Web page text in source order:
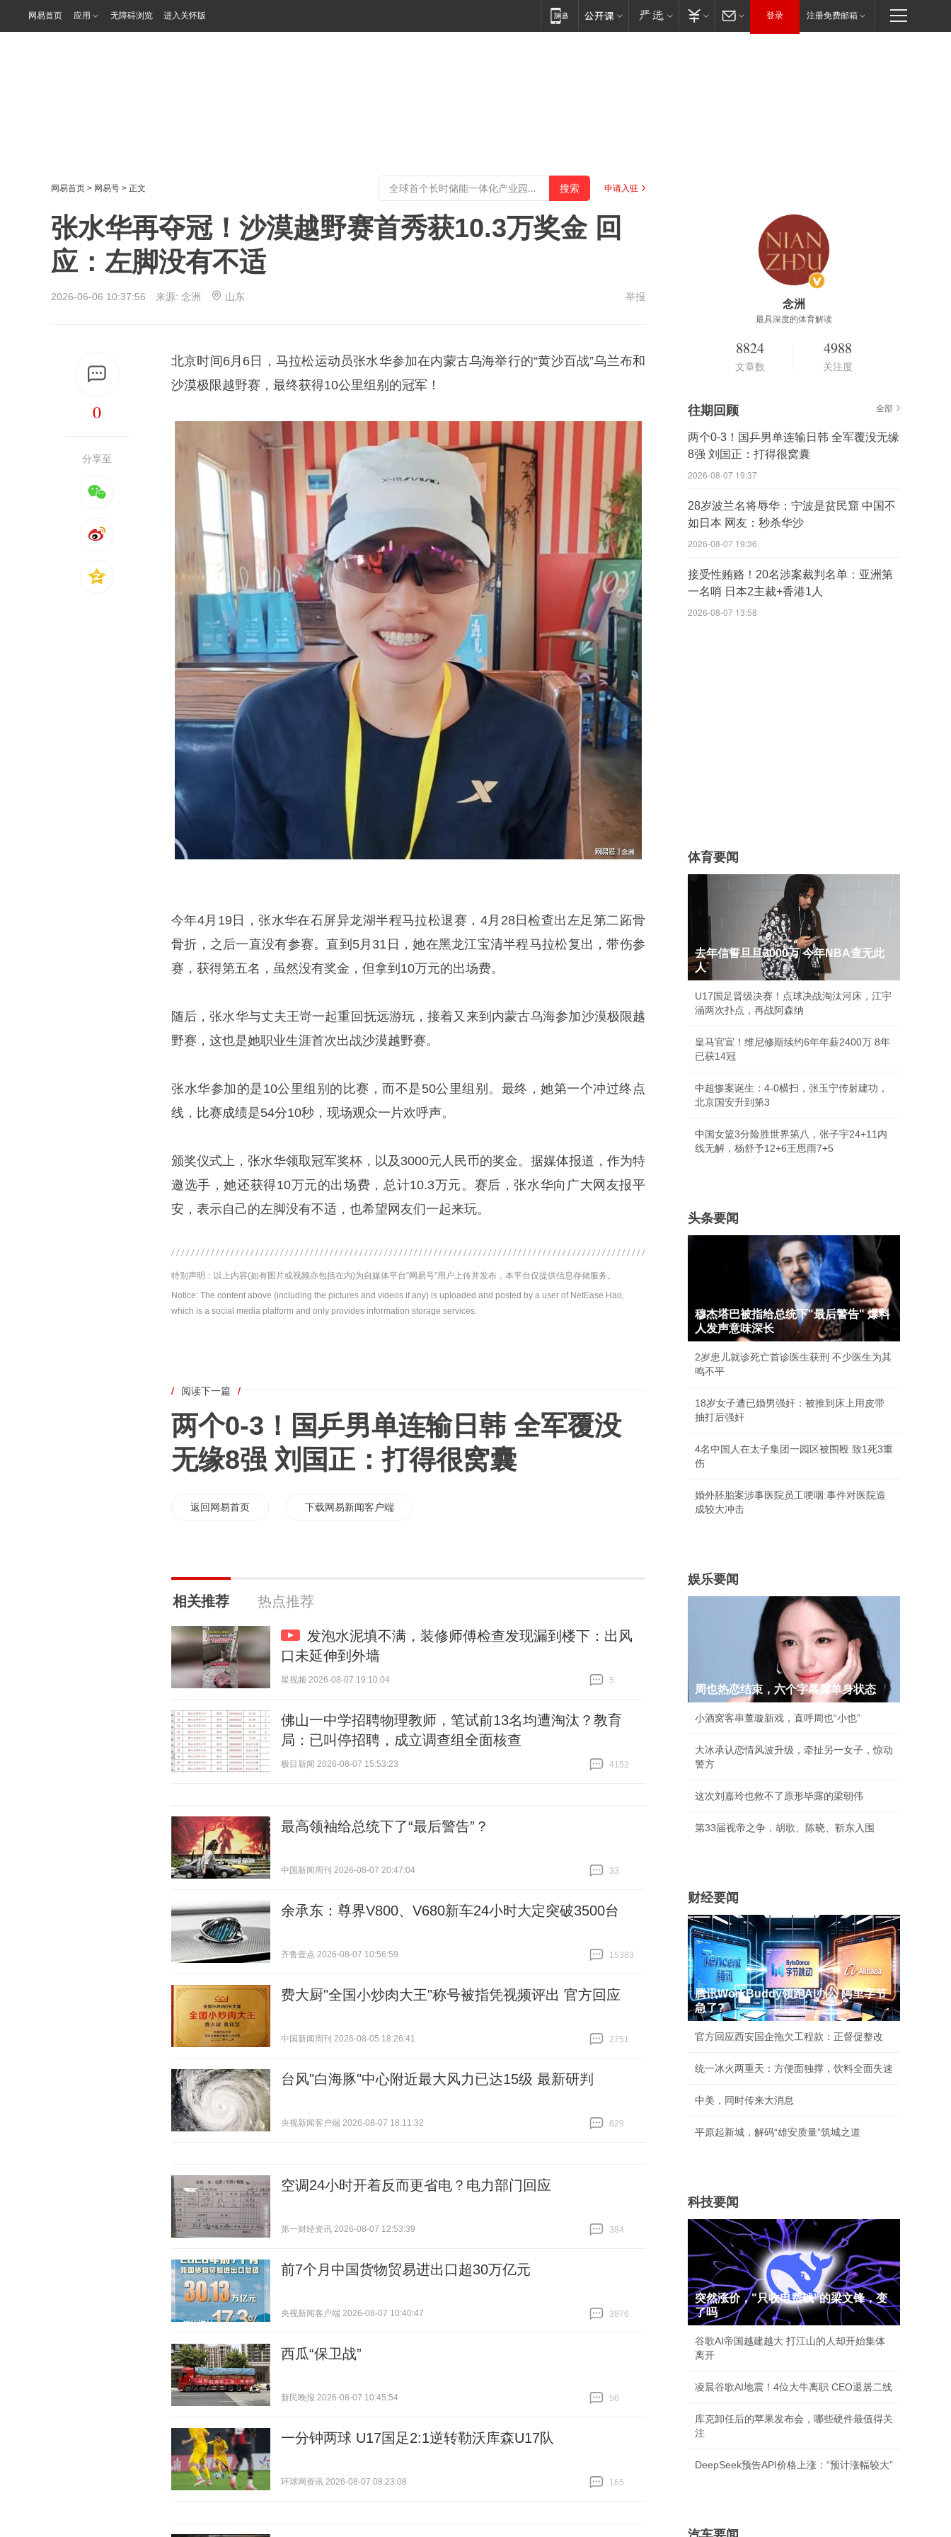
网易首页 应用 无障碍浏览 进入关怀版 登录 注册免费邮箱
网易首页 > 网易号 > 正文 申请入驻
张水华再夺冠！沙漠越野赛首秀获10.3万奖金 回
应：左脚没有不适
2026-06-06 10:37:56 来源: 念洲 山东 举报
0
分享至
北京时间6月6日，马拉松运动员张水华参加在内蒙古乌海举行的“黄沙百战”乌兰布和
沙漠极限越野赛，最终获得10公里组别的冠军！
今年4月19日，张水华在石屏异龙湖半程马拉松退赛，4月28日检查出左足第二跖骨
骨折，之后一直没有参赛。直到5月31日，她在黑龙江宝清半程马拉松复出，带伤参
赛，获得第五名，虽然没有奖金，但拿到10万元的出场费。
随后，张水华与丈夫王岢一起重回抚远游玩，接着又来到内蒙古乌海参加沙漠极限越
野赛，这也是她职业生涯首次出战沙漠越野赛。
张水华参加的是10公里组别的比赛，而不是50公里组别。最终，她第一个冲过终点
线，比赛成绩是54分10秒，现场观众一片欢呼声。
颁奖仪式上，张水华领取冠军奖杯，以及3000元人民币的奖金。据媒体报道，作为特
邀选手，她还获得10万元的出场费，总计10.3万元。赛后，张水华向广大网友报平
安，表示自己的左脚没有不适，也希望网友们一起来玩。
特别声明：以上内容(如有图片或视频亦包括在内)为自媒体平台“网易号”用户上传并发布，本平台仅提供信息存储服务。
Notice: The content above (including the pictures and videos if any) is uploaded and posted by a user of NetEase Hao,
which is a social media platform and only provides information storage services.
/ 阅读下一篇 /
两个0-3！国乒男单连输日韩 全军覆没
无缘8强 刘国正：打得很窝囊
返回网易首页 下载网易新闻客户端
相关推荐 热点推荐
发泡水泥填不满，装修师傅检查发现漏到楼下：出风
口未延伸到外墙
星视频 2026-08-07 19:10:04
5
佛山一中学招聘物理教师，笔试前13名均遭淘汰？教育
局：已叫停招聘，成立调查组全面核查
极目新闻 2026-08-07 15:53:23
4152
最高领袖给总统下了“最后警告”？
中国新闻周刊 2026-08-07 20:47:04
33
余承东：尊界V800、V680新车24小时大定突破3500台
齐鲁壹点 2026-08-07 10:56:59
15383
费大厨"全国小炒肉大王"称号被指凭视频评出 官方回应
中国新闻周刊 2026-08-05 18:26:41
2751
台风"白海豚"中心附近最大风力已达15级 最新研判
央视新闻客户端 2026-08-07 18:11:32
629
空调24小时开着反而更省电？电力部门回应
第一财经资讯 2026-08-07 12:53:39
384
前7个月中国货物贸易进出口超30万亿元
央视新闻客户端 2026-08-07 10:40:47
3876
西瓜“保卫战”
新民晚报 2026-08-07 10:45:54
56
一分钟两球 U17国足2:1逆转勒沃库森U17队
环球网资讯 2026-08-07 08:23:08
165
念洲
最具深度的体育解读
8824
文章数
4988
关注度
往期回顾 全部
两个0-3！国乒男单连输日韩 全军覆没无缘
8强 刘国正：打得很窝囊
2026-08-07 19:37
28岁波兰名将辱华：宁波是贫民窟 中国不
如日本 网友：秒杀华沙
2026-08-07 19:36
接受性贿赂！20名涉案裁判名单：亚洲第
一名哨 日本2主裁+香港1人
2026-08-07 13:58
体育要闻
去年信誓旦旦3000万 今年NBA查无此
人
U17国足晋级决赛！点球决战淘汰河床，江宇
涵两次扑点，再战阿森纳
皇马官宣！维尼修斯续约6年年薪2400万 8年
已获14冠
中超惨案诞生：4-0横扫，张玉宁传射建功，
北京国安升到第3
中国女篮3分险胜世界第八，张子宇24+11内
线无解，杨舒予12+6王思雨7+5
头条要闻
穆杰塔巴被指给总统下"最后警告" 爆料
人发声意味深长
2岁患儿就诊死亡首诊医生获刑 不少医生为其
鸣不平
18岁女子遭已婚男强奸：被推到床上用皮带
抽打后强奸
4名中国人在太子集团一园区被围殴 致1死3重
伤
婚外胚胎案涉事医院员工哽咽:事件对医院造
成较大冲击
娱乐要闻
周也热恋结束，六个字暴露单身状态
小酒窝客串董璇新戏，直呼周也“小也”
大冰承认恋情风波升级，牵扯另一女子，惊动
警方
这次刘嘉玲也救不了原形毕露的梁朝伟
第33届视帝之争，胡歌、陈晓、靳东入围
财经要闻
腾讯WorkBuddy领跑AI办公 阿里字节
急了?
官方回应西安国企拖欠工程款：正督促整改
统一冰火两重天：方便面独撑，饮料全面失速
中美，同时传来大消息
平原起新城，解码“雄安质量”筑城之道
科技要闻
突然涨价，"只收电费钱"的梁文锋，变
了吗
谷歌AI帝国越建越大 打江山的人却开始集体
离开
凌晨谷歌AI地震！4位大牛离职 CEO退居二线
库克卸任后的苹果发布会，哪些硬件最值得关
注
DeepSeek预告API价格上涨：“预计涨幅较大”